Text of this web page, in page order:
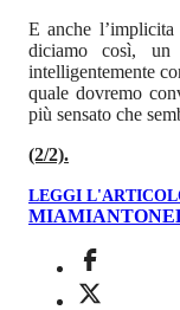
E anche l’implicita
diciamo così, un
intelligentemente
quale dovremo
più sensato che
(2/2).
LEGGI
MIAMI